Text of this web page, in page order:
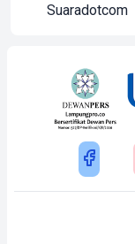
Suaradotcom